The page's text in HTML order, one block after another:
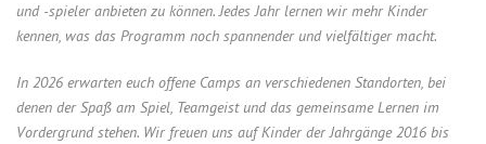
und -spieler anbieten zu können. Jedes Jahr lernen wir mehr Kinder
kennen, was das Programm noch spannender und vielfältiger macht.
In 2026 erwarten euch offene Camps an verschiedenen Standorten, bei
denen der Spaß am Spiel, Teamgeist und das gemeinsame Lernen im
Vordergrund stehen. Wir freuen uns auf Kinder der Jahrgänge 2016 bis